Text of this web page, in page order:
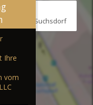
Kiel-Suchsdorf
Ihre
vom